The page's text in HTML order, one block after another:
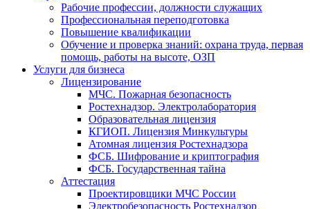
Рабочие профессии, должности служащих
Профессиональная переподготовка
Повышение квалификации
Обучение и проверка знаний: охрана труда, первая
помощь, работы на высоте, ОЗП
Услуги для бизнеса
Лицензирование
МЧС. Пожарная безопасность
Ростехнадзор. Электролаборатория
Образовательная лицензия
КГИОП. Лицензия Минкультуры
Атомная лицензия Ростехнадзора
ФСБ. Шифрование и криптография
ФСБ. Государственная тайна
Аттестация
Проектировщики МЧС России
Электробезопасность Ростехнадзор